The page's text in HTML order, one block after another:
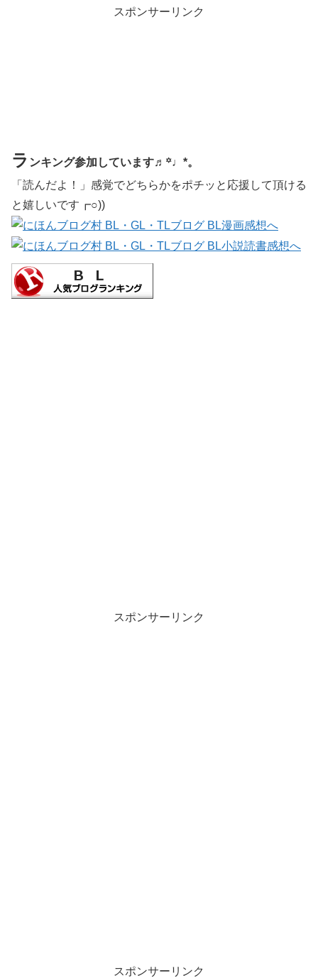
スポンサーリンク
ラ ンキング参加しています♬꙳♩*。
「読んだよ！」感覚でどちらかをポチッと応援して頂ける
と嬉しいです┏○))
スポンサーリンク
スポンサーリンク